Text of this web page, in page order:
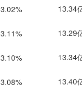
3.02% 13.34
3.11% 13.29
3.10% 13.34
3.08% 13.40